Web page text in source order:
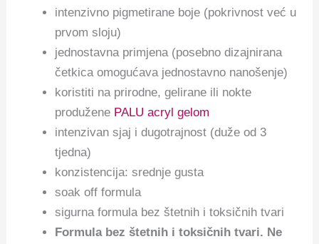
intenzivno pigmetirane boje (pokrivnost već u
prvom sloju)
jednostavna primjena (posebno dizajnirana
četkica omogućava jednostavno nanošenje)
koristiti na prirodne, gelirane ili nokte
produžene PALU acryl gelom
intenzivan sjaj i dugotrajnost (duže od 3
tjedna)
konzistencija: srednje gusta
soak off formula
sigurna formula bez štetnih i toksičnih tvari
Formula bez štetnih i toksičnih tvari. Ne